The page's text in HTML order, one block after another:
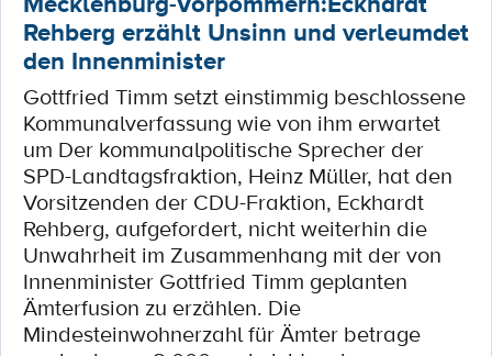
Rehberg erzählt Unsinn und verleumdet
den Innenminister
Gottfried Timm setzt einstimmig beschlossene
Kommunalverfassung wie von ihm erwartet
um Der kommunalpolitische Sprecher der
SPD-Landtagsfraktion, Heinz Müller, hat den
Vorsitzenden der CDU-Fraktion, Eckhardt
Rehberg, aufgefordert, nicht weiterhin die
Unwahrheit im Zusammenhang mit der von
Innenminister Gottfried Timm geplanten
Ämterfusion zu erzählen. Die
Mindesteinwohnerzahl für Ämter betrage